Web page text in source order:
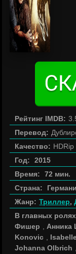
Рейтинг IMDB:
Перевод:
Качество: HDRip
Год:
2015
Время:
72 мин.
Страна:
Жанр: Триллер,
В главных
Фишер
Анника
Konovic
Johanna Olbrich